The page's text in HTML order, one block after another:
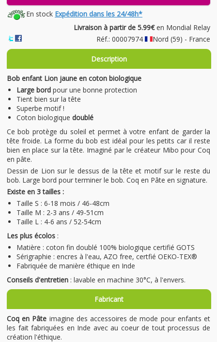
En stock Expédition dans les 24/48h*
Livraison à partir de 5.99€en Mondial Relay
Réf.: 00007974
Nord (59) - France
Description
Bob enfant Lion jaune en coton biologique
Large bord pour une bonne protection
Tient bien sur la tête
Superbe motif !
Coton biologique doublé
Ce bob protège du soleil et permet à votre enfant de garder la
tête froide. La forme du bob est idéal pour les petits car il reste
bien en place sur la tête. Imaginé par le créateur Mibo pour Coq
en pâte.
Dessin de Lion sur le dessus de la tête et motif sur le reste du
bob. Large bord pour terminer le bob. Coq en Pâte en signature.
Existe en 3 tailles :
Taille S : 6-18 mois / 46-48cm
Taille M : 2-3 ans / 49-51cm
Taille L : 4-6 ans / 52-54cm
Les plus écolos :
Matière : coton fin doublé 100% biologique certifié GOTS
Sérigraphie : encres à l'eau, AZO free, certfié OEKO-TEX®
Fabriquée de manière éthique en Inde
Conseils d'entretien : lavable en machine 30°C, à l'envers.
Fabricant
Coq en Pâte imagine des accessoires de mode pour enfants et
les fait fabriquées en Inde avec au coeur de tout processus de
création l'éthique.